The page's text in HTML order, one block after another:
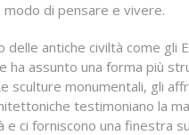
modo di pensare e vivere.
delle antiche civiltà come gli
ha assunto una forma più
sculture monumentali, gli
testimoniano la
e ci forniscono una finestra